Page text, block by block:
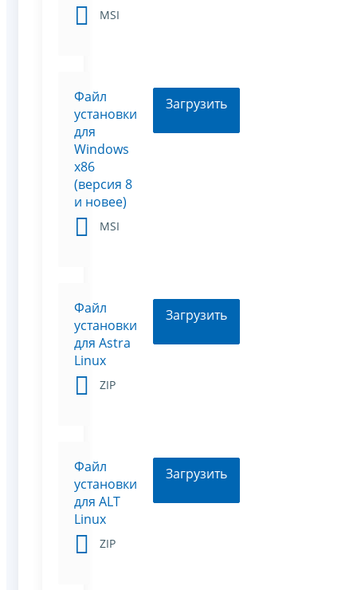
MSI
Файл
установки
для
Windows
x86
(версия 8
и новее)
MSI
Загрузить
Файл
установки
для Astra
Linux
ZIP
Загрузить
Файл
установки
для ALT
Linux
ZIP
Загрузить